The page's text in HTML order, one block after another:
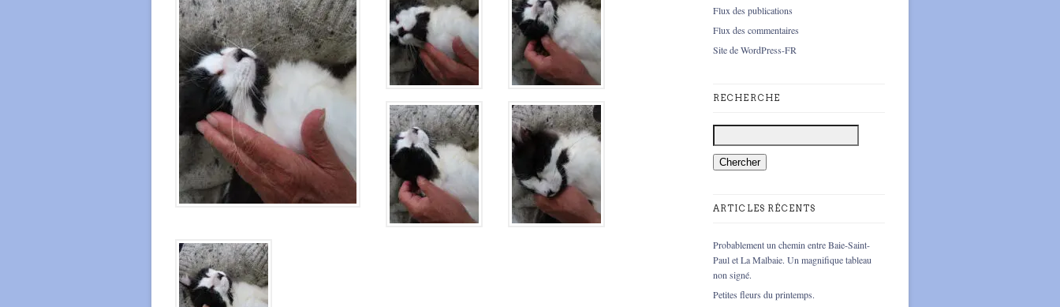
Flux des publications
Flux des commentaires
Site de WordPress-FR
RECHERCHE
ARTICLES RÉCENTS
Probablement un chemin entre Baie-Saint-
Paul et La Malbaie. Un magnifique tableau
non signé.
Petites fleurs du printemps.